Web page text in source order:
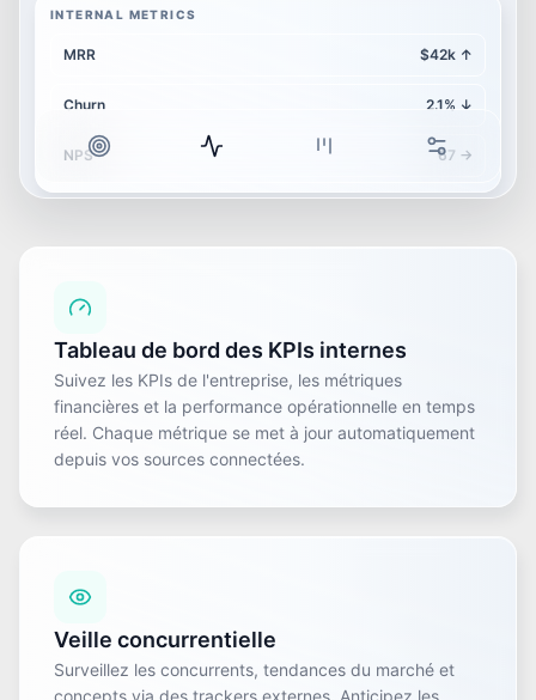
INTERNAL METRICS
MRR $42k ↑
Churn 2.1% ↓
NPS 67 →
KPI aggregator refreshed dashboard
Tableau de bord des KPIs internes
Suivez les KPIs de l'entreprise, les métriques
financières et la performance opérationnelle en temps
réel. Chaque métrique se met à jour automatiquement
depuis vos sources connectées.
Veille concurrentielle
Surveillez les concurrents, tendances du marché et
concepts via des trackers externes. Anticipez les